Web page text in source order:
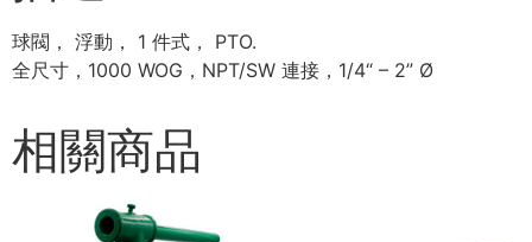
球閥， 浮動， 1 件式， PTO.
全尺寸，1000 WOG，NPT/SW 連接，1/4“ – 2” Ø
相關商品